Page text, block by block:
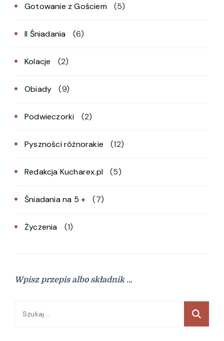
Gotowanie z Gościem (5)
II Śniadania (6)
Kolacje (2)
Obiady (9)
Podwieczorki (2)
Pyszności różnorakie (12)
Redakcja Kucharex.pl (5)
Śniadania na 5 + (7)
Życzenia (1)
Wpisz przepis albo składnik …
Szukaj: